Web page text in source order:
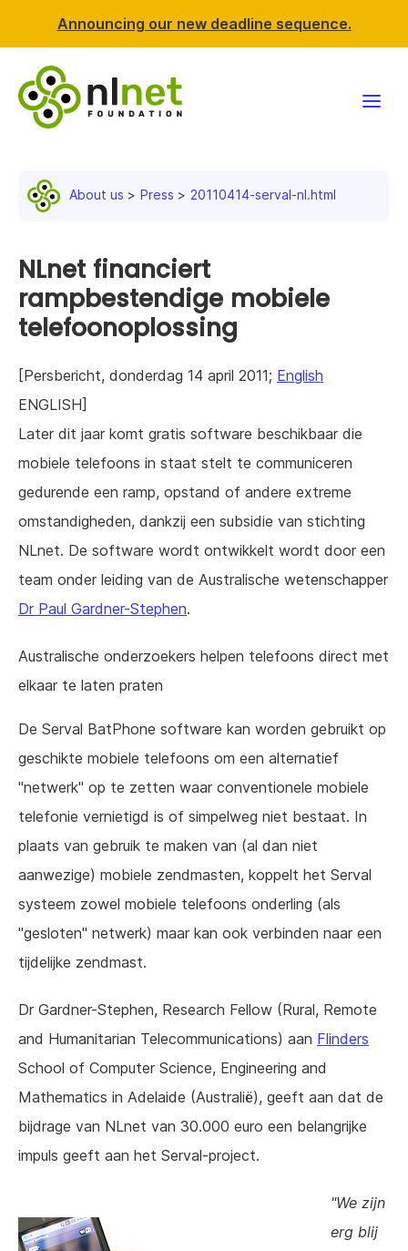
Announcing our new deadline sequence.
News & events
Resources
About us Press 20110414-serval-nl.html
NLnet financiert
rampbestendige mobiele
telefoonoplossing
[Persbericht, donderdag 14 april 2011; English
ENGLISH]
Later dit jaar komt gratis software beschikbaar die
mobiele telefoons in staat stelt te communiceren
gedurende een ramp, opstand of andere extreme
omstandigheden, dankzij een subsidie van stichting
NLnet. De software wordt ontwikkelt wordt door een
team onder leiding van de Australische wetenschapper
Dr Paul Gardner-Stephen.
Australische onderzoekers helpen telefoons direct met
elkaar te laten praten
De Serval BatPhone software kan worden gebruikt op
geschikte mobiele telefoons om een alternatief
"netwerk" op te zetten waar conventionele mobiele
telefonie vernietigd is of simpelweg niet bestaat. In
plaats van gebruik te maken van (al dan niet
aanwezige) mobiele zendmasten, koppelt het Serval
systeem zowel mobiele telefoons onderling (als
"gesloten" netwerk) maar kan ook verbinden naar een
tijdelijke zendmast.
Dr Gardner-Stephen, Research Fellow (Rural, Remote
and Humanitarian Telecommunications) aan Flinders
School of Computer Science, Engineering and
Mathematics in Adelaide (Australië), geeft aan dat de
bijdrage van NLnet van 30.000 euro een belangrijke
impuls geeft aan het Serval-project.
"We zijn
erg blij